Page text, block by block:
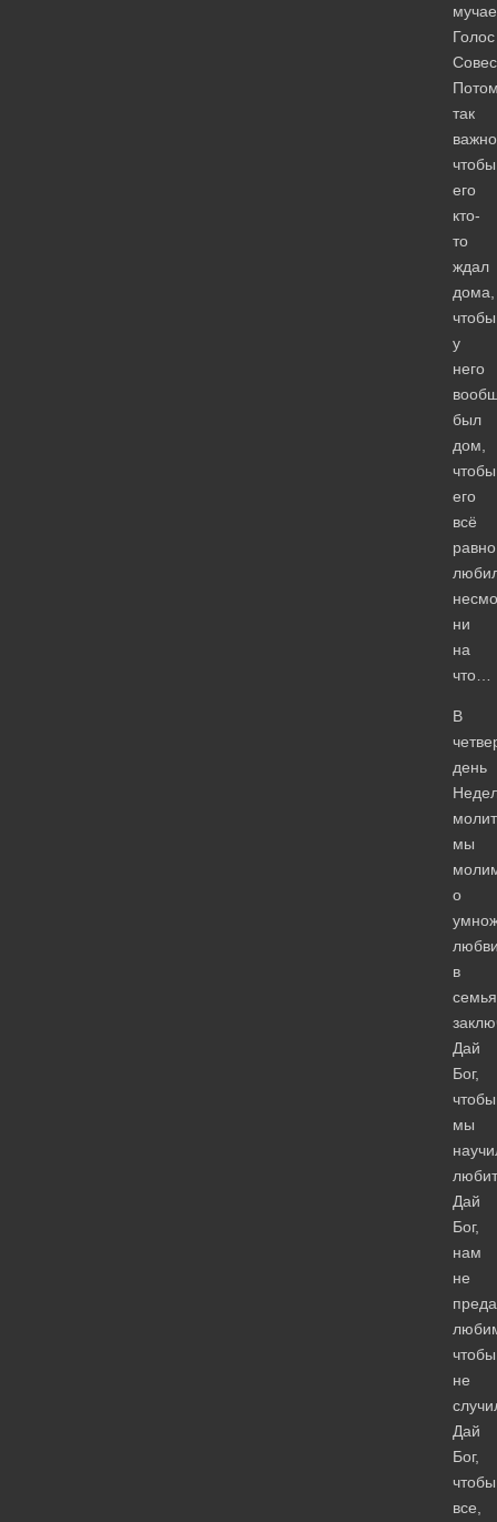
Голос
так
чтобы
его
кто-
то
ждал
дома,
чтобы
у
него
был
дом,
чтобы
его
всё
равно
ни
на
что…
В
день
мы
о
в
Дай
Бог,
чтобы
мы
Дай
Бог,
нам
не
чтобы
не
Дай
Бог,
чтобы
все,